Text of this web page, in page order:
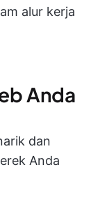
alur kerja
Anda
dan
Anda